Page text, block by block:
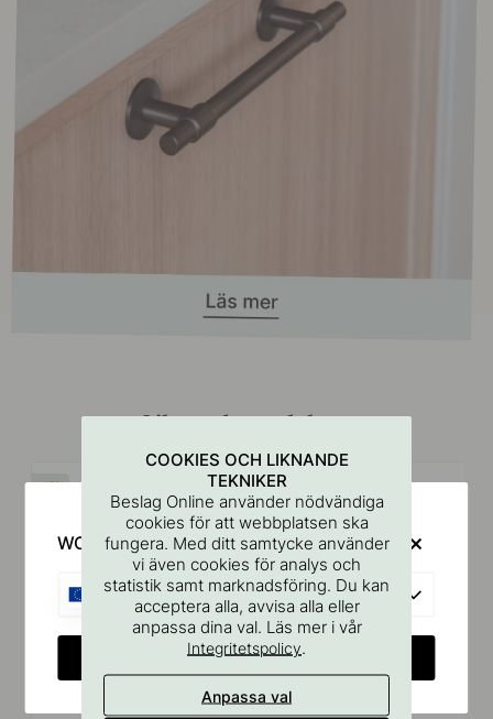
Liknande produkter
15
COOKIES OCH LIKNANDE
TEKNIKER
Beslag Online använder nödvändiga
cookies för att webbplatsen ska
fungera. Med ditt samtycke använder
vi även cookies för analys och
statistik samt marknadsföring. Du kan
acceptera alla, avvisa alla eller
anpassa dina val. Läs mer i vår
Integritetspolicy.
Anpassa val
WOULD YOU RATHER VISIT?
EU
CHANGE COUNTRY